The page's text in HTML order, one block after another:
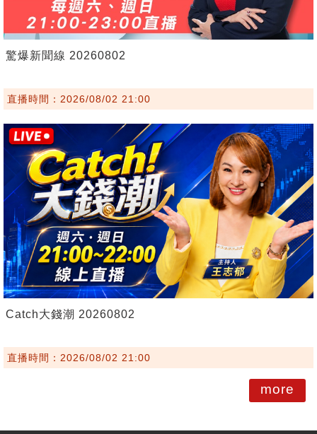
驚爆新聞線 20260802
直播時間：2026/08/02 21:00
Catch大錢潮 20260802
直播時間：2026/08/02 21:00
more